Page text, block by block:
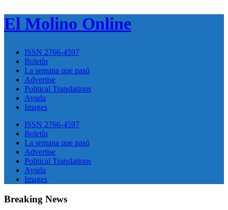
El Molino Online
ISSN 2766-4597
Boletín
La semana que pasó
Advertise
Political Translations
Ayuda
Images
ISSN 2766-4597
Boletín
La semana que pasó
Advertise
Political Translations
Ayuda
Images
Breaking News